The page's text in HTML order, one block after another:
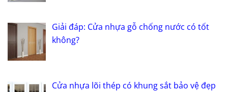
Giải đáp: Cửa nhựa gỗ chống nước có tốt
không?
Cửa nhựa lõi thép có khung sắt bảo vệ đẹp